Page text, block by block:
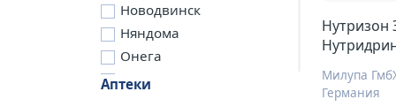
Новодвинск
Няндома
Онега
Северодвинск
Аптеки
Нутризон
Милупа
Германия